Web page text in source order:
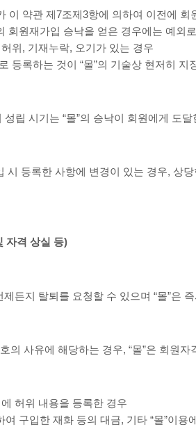
이 약관 제7조제3항에 의하여 이전에
회원재가입 승낙을 얻은 경우에는 예외
위, 기재누락, 오기가 있는 경우
등록하는 것이 “몰”의 기술상 현저히 지
립 시기는 “몰”의 승낙이 회원에게 도
등록한 사항에 변경이 있는 경우, 상
자격 상실 등)
든지 탈퇴를 요청할 수 있으며 “몰”은
의 사유에 해당하는 경우, “몰”은 회원
허위 내용을 등록한 경우
여 구입한 재화 등의 대금, 기타 “몰”이